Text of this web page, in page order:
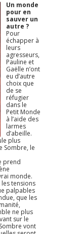
Un monde
pour en
sauver un
autre ?
Pour
échapper à
leurs
agresseurs,
Pauline et
Gaëlle n’ont
eu d’autre
choix que
de se
réfugier
dans le
Petit Monde
à l’aide des
larmes
d’abeille.
plus
Sombre, le
prend
monde.
tensions
palpables
que les
ne plus
sur le
vont